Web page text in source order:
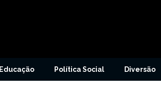
Educação Política Social Diversão